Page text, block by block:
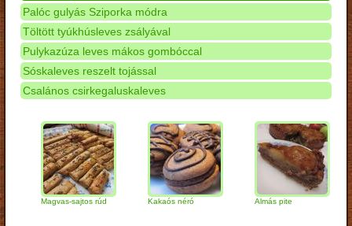
Palóc gulyás Sziporka módra
Töltött tyúkhúsleves zsályával
Pulykazúza leves mákos gombóccal
Sóskaleves reszelt tojással
Csalános csirkegaluskaleves
Magvas-sajtos rúd Kakaós néró Almás pite